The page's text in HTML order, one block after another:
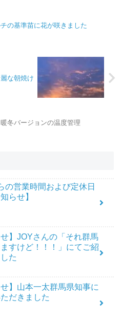
の基準苗に花が咲きました
な朝焼け
暖冬バージョンの温度管理
の営業時間および定休日
らせ】
せ】JOYさんの「それ群馬
すけど！！！」にてご紹
た
せ】山本一太群馬県知事に
だきました